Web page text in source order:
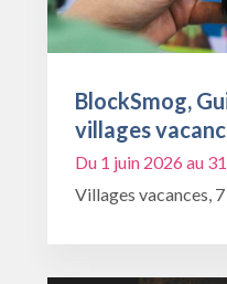
BlockSmog,
villages
Du 1 juin 2026 au
Villages vacances,